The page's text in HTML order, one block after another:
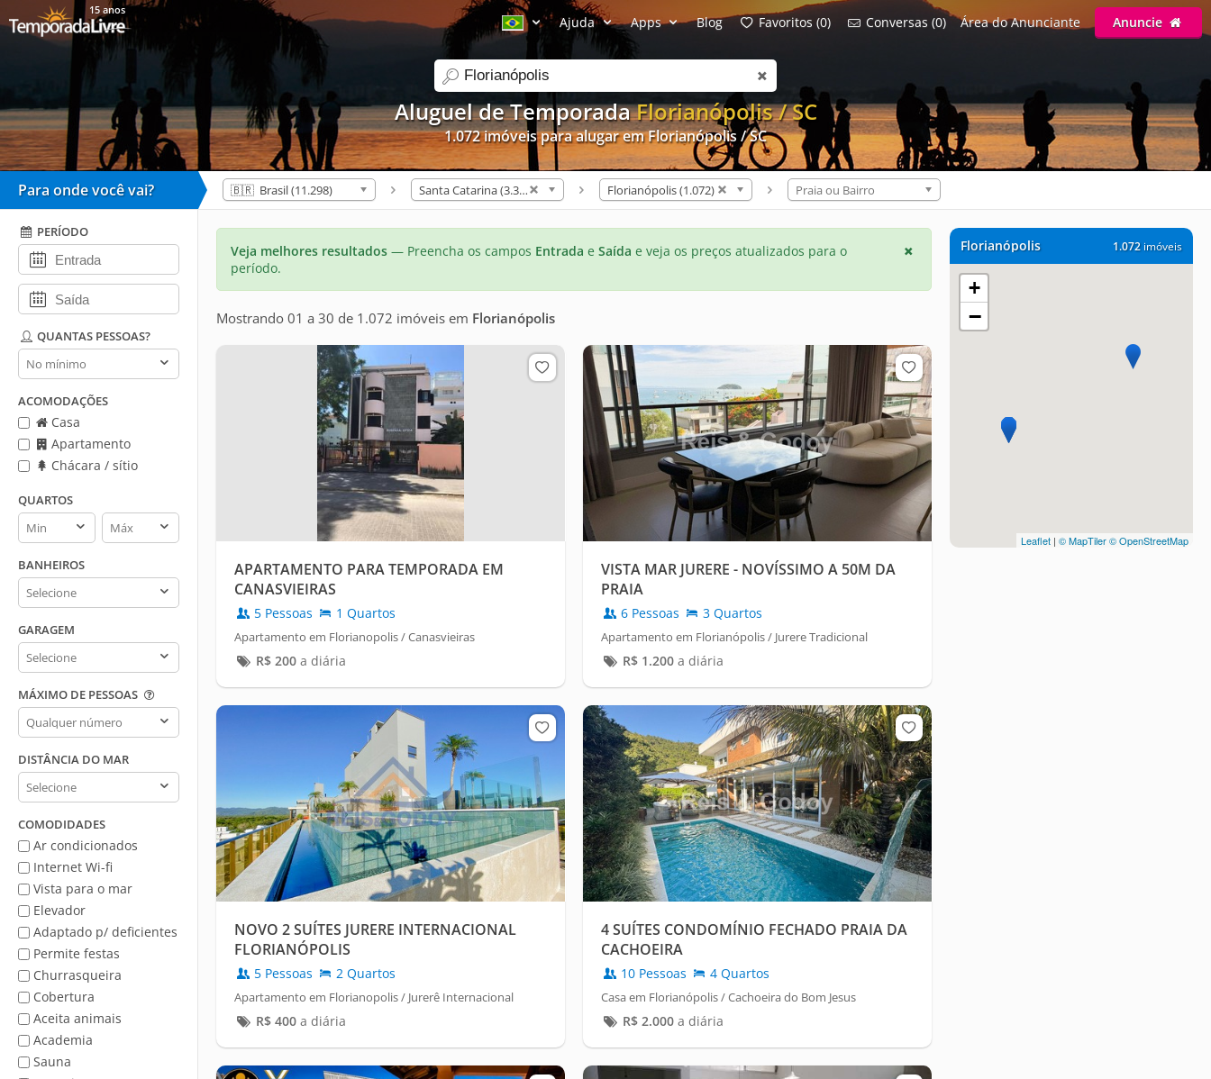
Aluguel de TemporadaFlorianópolis / SC
1.072 imóveis para alugar em Florianópolis / SC
search
15 anos
Ajuda Apps Blog Favoritos (0) Conversas (0) Área do Anunciante Anuncie
Para onde você vai? 🇧🇷 Brasil (11.298) Santa Catarina (3.312) Florianópolis (1.072) Praia ou Bairro
PERÍODO
QUANTAS PESSOAS?
Quantas
pessoas?
ACOMODAÇÕES
Casa
Apartamento
Chácara / sítio
QUARTOS
Quartos
min
Quartos
max
BANHEIROS
Banheiros
GARAGEM
Garagem
MÁXIMO DE PESSOAS
Máximo
de
pessoas
DISTÂNCIA DO MAR
Distância
do
Mar
COMODIDADES
Ar condicionados
Internet Wi-fi
Vista para o mar
Elevador
Adaptado p/ deficientes
Permite festas
Churrasqueira
Cobertura
Aceita animais
Academia
Sauna
1.072 imóveis
Florianópolis
+
−
Leaflet | © MapTiler© OpenStreetMap
Veja melhores resultados — Preencha os campos Entrada e Saída e veja os preços atualizados para o
período.
Mostrando 01 a 30 de 1.072 imóveis em Florianópolis
APARTAMENTO PARA TEMPORADA EM
CANASVIEIRAS
5 Pessoas 1 Quartos
Apartamento em Florianopolis / Canasvieiras
R$ 200a diária
VISTA MAR JURERE - NOVÍSSIMO A 50M DA
PRAIA
6 Pessoas 3 Quartos
Apartamento em Florianópolis / Jurere Tradicional
R$ 1.200a diária
NOVO 2 SUÍTES JURERE INTERNACIONAL
FLORIANÓPOLIS
5 Pessoas 2 Quartos
Apartamento em Florianopolis / Jurerê Internacional
R$ 400a diária
4 SUÍTES CONDOMÍNIO FECHADO PRAIA DA
CACHOEIRA
10 Pessoas 4 Quartos
Casa em Florianópolis / Cachoeira do Bom Jesus
R$ 2.000a diária